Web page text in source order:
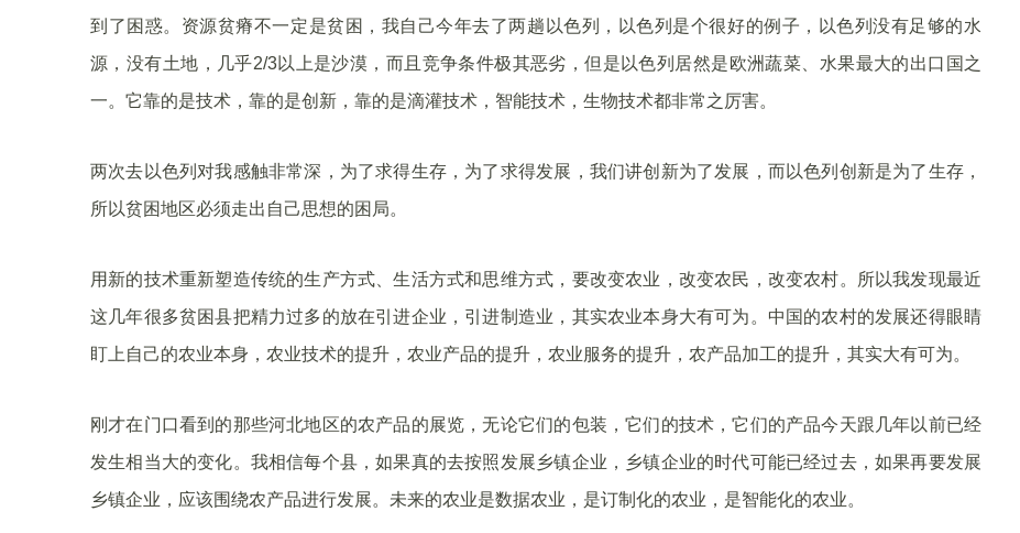
到了困惑。资源贫瘠不一定是贫困，我自己今年去了两趟以色列，以色列是个很好的例子，以色列没有足够的水
源，没有土地，几乎2/3以上是沙漠，而且竞争条件极其恶劣，但是以色列居然是欧洲蔬菜、水果最大的出口国之
一。它靠的是技术，靠的是创新，靠的是滴灌技术，智能技术，生物技术都非常之厉害。
两次去以色列对我感触非常深，为了求得生存，为了求得发展，我们讲创新为了发展，而以色列创新是为了生存，
所以贫困地区必须走出自己思想的困局。
用新的技术重新塑造传统的生产方式、生活方式和思维方式，要改变农业，改变农民，改变农村。所以我发现最近
这几年很多贫困县把精力过多的放在引进企业，引进制造业，其实农业本身大有可为。中国的农村的发展还得眼睛
盯上自己的农业本身，农业技术的提升，农业产品的提升，农业服务的提升，农产品加工的提升，其实大有可为。
刚才在门口看到的那些河北地区的农产品的展览，无论它们的包装，它们的技术，它们的产品今天跟几年以前已经
发生相当大的变化。我相信每个县，如果真的去按照发展乡镇企业，乡镇企业的时代可能已经过去，如果再要发展
乡镇企业，应该围绕农产品进行发展。未来的农业是数据农业，是订制化的农业，是智能化的农业。